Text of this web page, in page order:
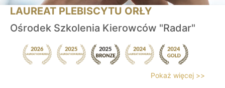
LAUREAT PLEBISCYTU ORŁY
Ośrodek Szkolenia Kierowców "Radar"
Pokaż więcej >>